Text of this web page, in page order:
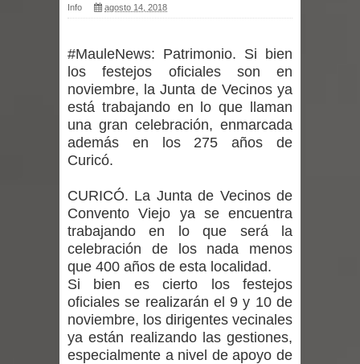
vacunación contra la Influenza y otros
Empedrado desarrolló con éxito el
desafío guerreros 2026
Banda linarense Los Remembers
intercambio musical y pedagógico
con comunidades escolares
Alta positividad en influenza hace que
expertos reiteren llamado a
vacunarse
Info agosto 14, 2018
#MauleNews: Patrimonio. Si bien
los festejos oficiales son en
noviembre, la Junta de Vecinos ya
está trabajando en lo que llaman
una gran celebración, enmarcada
además en los 275 años de
Curicó.
CURICÓ. La Junta de Vecinos de
Convento Viejo ya se encuentra
trabajando en lo que será la
celebración de los nada menos
que 400 años de esta localidad.
Si bien es cierto los festejos
oficiales se realizarán el 9 y 10 de
noviembre, los dirigentes vecinales
ya están realizando las gestiones,
especialmente a nivel de apoyo de